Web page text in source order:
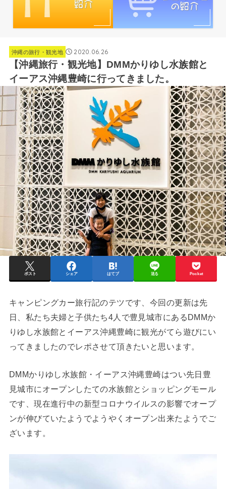
沖縄の旅行・観光地 2020.06.26
【沖縄旅行・観光地】DMMかりゆし水族館と
イーアス沖縄豊崎に行ってきました。
ポスト シェア はてブ 送る Pocket
キャンピングカー旅行記のテツです、今回の更新は先
日、私たち夫婦と子供たち4人で豊見城市にあるDMMか
りゆし水族館とイーアス沖縄豊崎に観光がてら遊びにい
ってきましたのでレポさせて頂きたいと思います。
DMMかりゆし水族館・イーアス沖縄豊崎はつい先日豊
見城市にオープンしたての水族館とショッピングモール
です、現在進行中の新型コロナウイルスの影響でオープ
ンが伸びていたようでようやくオープン出来たようでご
ざいます。